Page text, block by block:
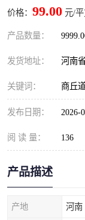
价格： 99.00 元/
产品数量：
发货地址： 河南
关键词： 商丘
发布日期： 2026-
阅 读 量： 136
产品描述
产地 河南